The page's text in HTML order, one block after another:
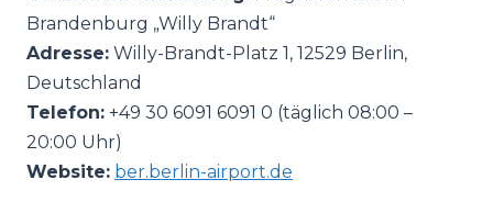
Brandenburg „Willy Brandt“
Adresse: Willy-Brandt-Platz 1, 12529 Berlin,
Deutschland
Telefon: +49 30 6091 6091 0 (täglich 08:00 –
20:00 Uhr)
Website: ber.berlin-airport.de